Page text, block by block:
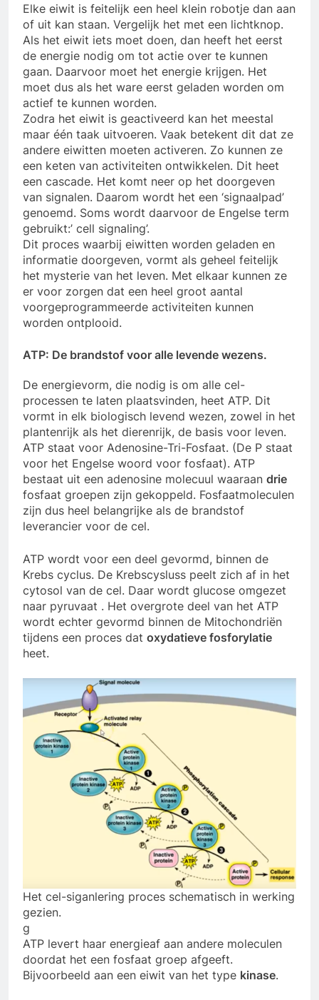
Elke eiwit is feitelijk een heel klein robotje dan aan
of uit kan staan. Vergelijk het met een lichtknop.
Als het eiwit iets moet doen, dan heeft het eerst
de energie nodig om tot actie over te kunnen
gaan. Daarvoor moet het energie krijgen. Het
moet dus als het ware eerst geladen worden om
actief te kunnen worden.
Zodra het eiwit is geactiveerd kan het meestal
maar één taak uitvoeren. Vaak betekent dit dat ze
andere eiwitten moeten activeren. Zo kunnen ze
een keten van activiteiten ontwikkelen. Dit heet
een cascade. Het komt neer op het doorgeven
van signalen. Daarom wordt het een ‘signaalpad’
genoemd. Soms wordt daarvoor de Engelse term
gebruikt:’ cell signaling’.
Dit proces waarbij eiwitten worden geladen en
informatie doorgeven, vormt als geheel feitelijk
het mysterie van het leven. Met elkaar kunnen ze
er voor zorgen dat een heel groot aantal
voorgeprogrammeerde activiteiten kunnen
worden ontplooid.
ATP: De brandstof voor alle levende wezens.
De energievorm, die nodig is om alle cel-
processen te laten plaatsvinden, heet ATP. Dit
vormt in elk biologisch levend wezen, zowel in het
plantenrijk als het dierenrijk, de basis voor leven.
ATP staat voor Adenosine-Tri-Fosfaat. (De P staat
voor het Engelse woord voor fosfaat). ATP
bestaat uit een adenosine molecuul waaraan drie
fosfaat groepen zijn gekoppeld. Fosfaatmoleculen
zijn dus heel belangrijke als de brandstof
leverancier voor de cel.
ATP wordt voor een deel gevormd, binnen de
Krebs cyclus. De Krebscysluss peelt zich af in het
cytosol van de cel. Daar wordt glucose omgezet
naar pyruvaat . Het overgrote deel van het ATP
wordt echter gevormd binnen de Mitochondriën
tijdens een proces dat oxydatieve fosforylatie
heet.
Het cel-siganlering proces schematisch in werking
gezien.
g
ATP levert haar energieaf aan andere moleculen
doordat het een fosfaat groep afgeeft.
Bijvoorbeeld aan een eiwit van het type kinase.